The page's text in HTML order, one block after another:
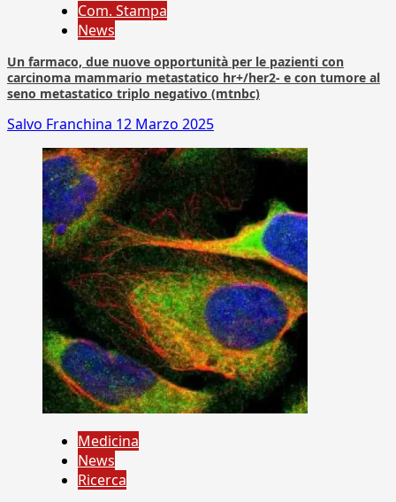
Com. Stampa
News
Un farmaco, due nuove opportunità per le pazienti con
carcinoma mammario metastatico hr+/her2- e con tumore al
seno metastatico triplo negativo (mtnbc)
Salvo Franchina 12 Marzo 2025
Medicina
News
Ricerca